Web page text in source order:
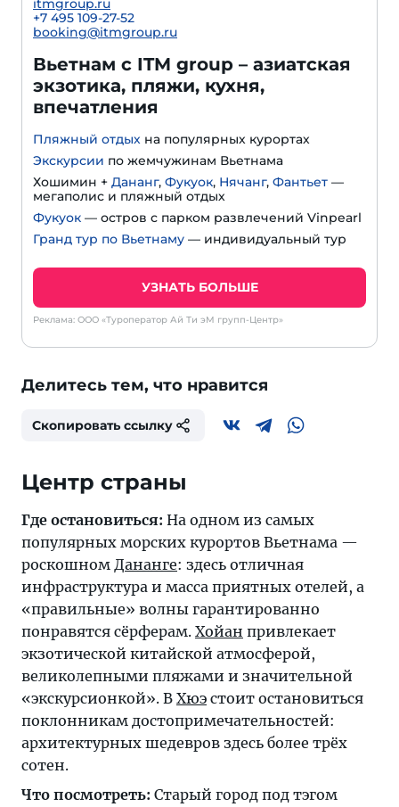
itmgroup.ru
+7 495 109-27-52
booking@itmgroup.ru
Вьетнам с ITM group – азиатская
экзотика, пляжи, кухня,
впечатления
Пляжный отдых на популярных курортах
Экскурсии по жемчужинам Вьетнама
Хошимин + Дананг, Фукуок, Нячанг, Фантьет —
мегаполис и пляжный отдых
Фукуок — остров с парком развлечений Vinpearl
Гранд тур по Вьетнаму — индивидуальный тур
УЗНАТЬ БОЛЬШЕ
Реклама: ООО «Туроператор Ай Ти эМ групп-Центр»
Делитесь тем, что нравится
Скопировать ссылку
Центр страны
Где остановиться: На одном из самых
популярных морских курортов Вьетнама —
роскошном Дананге: здесь отличная
инфраструктура и масса приятных отелей, а
«правильные» волны гарантированно
понравятся сёрферам. Хойан привлекает
экзотической китайской атмосферой,
великолепными пляжами и значительной
«экскурсионкой». В Хюэ стоит остановиться
поклонникам достопримечательностей:
архитектурных шедевров здесь более трёх
сотен.
Что посмотреть: Старый город под тэгом